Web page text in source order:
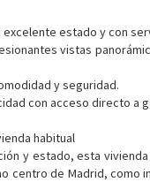
estado y con
vistas
y seguridad.
con acceso directo a
habitual
y estado, esta
centro de Madrid, como